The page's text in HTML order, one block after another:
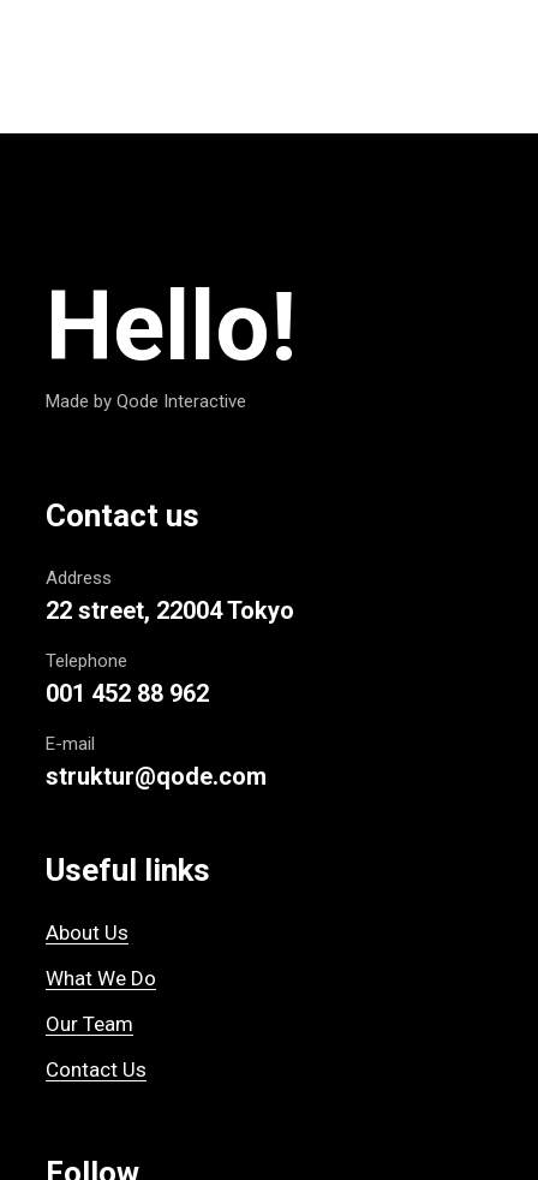
Hello!
Made by Qode Interactive
Contact us
Address
22 street, 22004 Tokyo
Telephone
001 452 88 962
E-mail
struktur@qode.com
Useful links
About Us
What We Do
Our Team
Contact Us